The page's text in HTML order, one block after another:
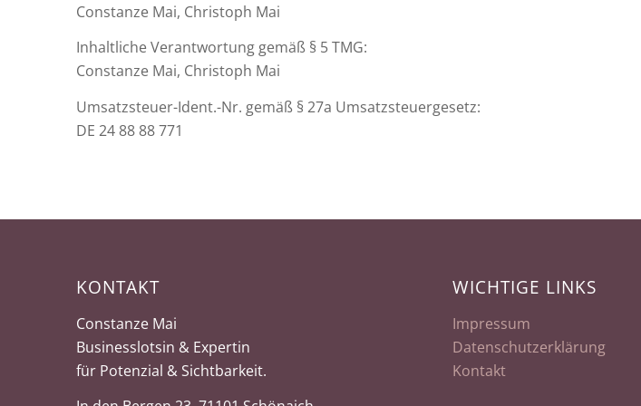
Constanze Mai, Christoph Mai
Inhaltliche Verantwortung gemäß § 5 TMG:
Constanze Mai, Christoph Mai
Umsatzsteuer-Ident.-Nr. gemäß § 27a Umsatzsteuergesetz:
DE 24 88 88 771
KONTAKT
Constanze Mai
Businesslotsin & Expertin
für Potenzial & Sichtbarkeit.
WICHTIGE LINKS
Impressum
Datenschutzerklärung
Kontakt